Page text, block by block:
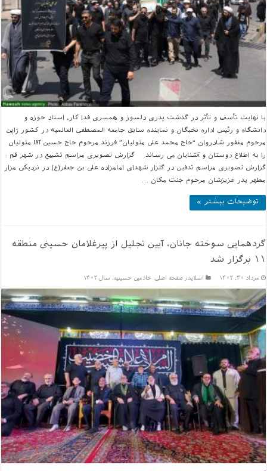
با نهایت تأسف و تأثر در گذشت پدری دلسوز و همسری فدا کار، استاد حوزه و
دانشگاه و رئیس اداره نخبگان و نماینده سابق جامعه المصطفی العالمیه در کشور ژاپن
مرحوم مغفور شادروان “حاج محمد علی متولیان” فرزند مرحوم حاج حسین آقا متولیان
را به اطلاع دوستان و آشنایان می رساند. گزارش تصویری مراسم تشییع در شهر قم :
گزارش تصویری مراسم تدفین در گلزار شهدای امامزاده علی بن جعفر(ع) در نزدیکی مزار
مطهر پدر عزیزشان مرحوم جنت مکان …
توضیحات بیشتر »
گردهمایی سوخته جانان، آیین تجلیل از پیرغلامان حسینی منطقه
۱۱ برگزار شد
مرداد ۳۰, ۱۴۰۲ اسلایدر صفحه اصلی,خادمين حسينيه, سال ۱۴۰۲